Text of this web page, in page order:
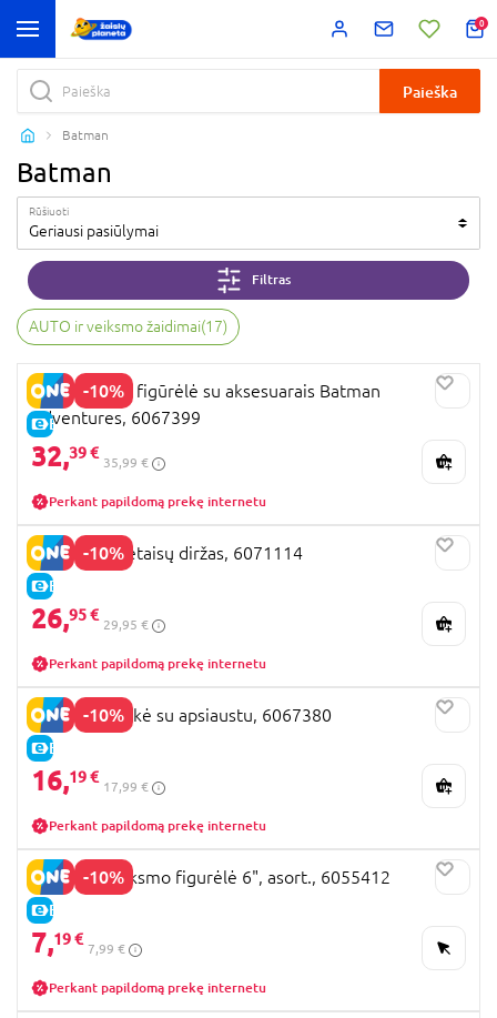
0
Paieška
Batman
Batman
Rūšiuoti
Geriausi pasiūlymai
Filtras
AUTO ir veiksmo žaidimai(17)
-10%
E-KAINA
BATMAN 12" figūrėlė su aksesuarais Batman
Adventures, 6067399
32,39 €
35,99 €
Perkant papildomą prekę internetu
-10%
E-KAINA
BATMAN prietaisų diržas, 6071114
26,95 €
29,95 €
Perkant papildomą prekę internetu
-10%
E-KAINA
BATMAN kaukė su apsiaustu, 6067380
16,19 €
17,99 €
Perkant papildomą prekę internetu
-10%
E-KAINA
BATMAN veiksmo figurėlė 6", asort., 6055412
7,19 €
7,99 €
Perkant papildomą prekę internetu